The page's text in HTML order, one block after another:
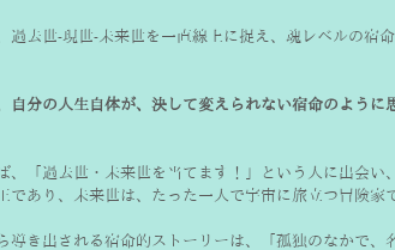
過去世-現世-未来世を一直線上に捉え、魂レベルの宿
自分の人生自体が、決して変えられない宿命のように
、「過去世・未来世を当てます！」という人に出会
であり、未来世は、たった一人で宇宙に旅立つ冒険家
導き出される宿命的ストーリーは、「孤独のなかで